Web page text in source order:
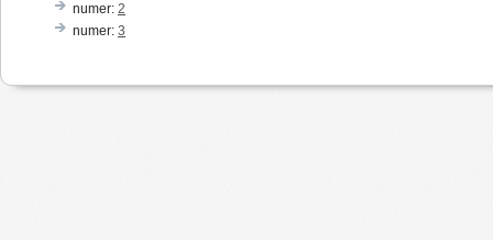
numer: 2
numer: 3